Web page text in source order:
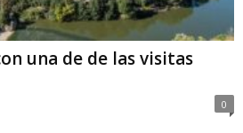
una de de las visitas
0